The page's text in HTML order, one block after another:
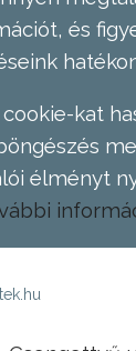
és
kat
élményt